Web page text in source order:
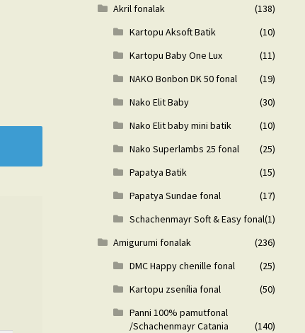
Akril fonalak
(138)
Kartopu Aksoft Batik
(10)
Kartopu Baby One Lux
(11)
NAKO Bonbon DK 50 fonal
(19)
Nako Elit Baby
(30)
Nako Elit baby mini batik
(10)
Nako Superlambs 25 fonal
(25)
Papatya Batik
(15)
Papatya Sundae fonal
(17)
Schachenmayr Soft & Easy fonal(1)
Amigurumi fonalak
(236)
DMC Happy chenille fonal
(25)
Kartopu zsenília fonal
(50)
Panni 100% pamutfonal
/Schachenmayr Catania
(140)